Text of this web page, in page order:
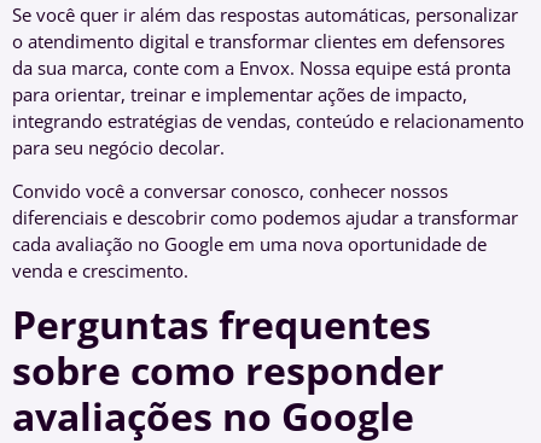
Se você quer ir além das respostas automáticas, personalizar
o atendimento digital e transformar clientes em defensores
da sua marca, conte com a Envox. Nossa equipe está pronta
para orientar, treinar e implementar ações de impacto,
integrando estratégias de vendas, conteúdo e relacionamento
para seu negócio decolar.
Convido você a conversar conosco, conhecer nossos
diferenciais e descobrir como podemos ajudar a transformar
cada avaliação no Google em uma nova oportunidade de
venda e crescimento.
Perguntas frequentes
sobre como responder
avaliações no Google